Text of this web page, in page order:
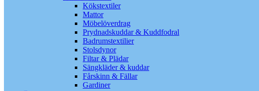
Kökstextiler
Mattor
Möbelöverdrag
Prydnadskuddar & Kuddfodral
Badrumstextilier
Stolsdynor
Filtar & Plädar
Sängkläder & kuddar
Fårskinn & Fällar
Gardiner